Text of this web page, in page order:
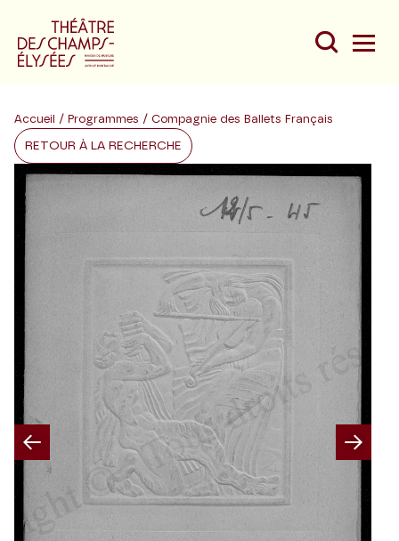
Du
Au
Accueil / Programmes / Compagnie des Ballets Français
RETOUR À LA RECHERCHE
Previous